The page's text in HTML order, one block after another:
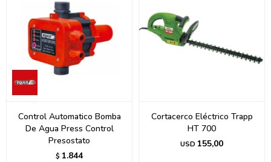
Control Automatico Bomba
De Agua Press Control
Presostato
$ 1.844
Cortacerco Eléctrico Trapp
HT 700
USD 155,00